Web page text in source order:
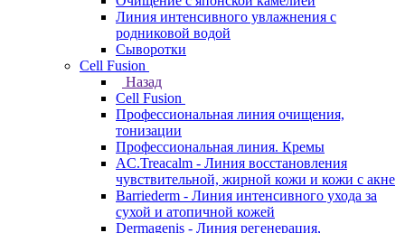
Линия интенсивного увлажнения с
родниковой водой
Сыворотки
Cell Fusion
Назад
Cell Fusion
Профессиональная линия очищения,
тонизации
Профессиональная линия. Кремы
AC.Treacalm - Линия восстановления
чувствительной, жирной кожи и кожи с акне
Barriederm - Линия интенсивного ухода за
сухой и атопичной кожей
Dermagenis - Линия регенерация,